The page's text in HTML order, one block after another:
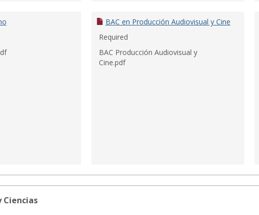
BAC en Producción Audiovisual y Cine
Required
BAC Producción Audiovisual y
Cine.pdf
Ciencias